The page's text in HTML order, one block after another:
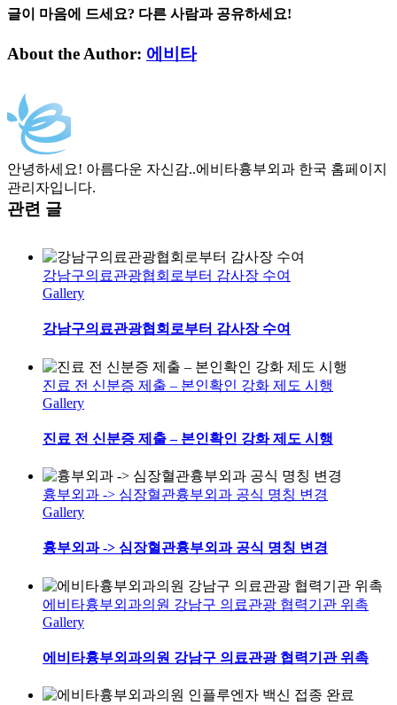
글이 마음에 드세요? 다른 사람과 공유하세요!
Facebook
Twitter
LinkedIn
Tumblr
Pinterest
이
About the Author: 에비타
안녕하세요! 아름다운 자신감..에비타흉부외과 한국 홈페이지
관리자입니다.
관련 글
강남구의료관광협회로부터 감사장 수여
Gallery
강남구의료관광협회로부터 감사장 수여
진료 전 신분증 제출 – 본인확인 강화 제도 시행
Gallery
진료 전 신분증 제출 – 본인확인 강화 제도 시행
흉부외과 -> 심장혈관흉부외과 공식 명칭 변경
Gallery
흉부외과 -> 심장혈관흉부외과 공식 명칭 변경
에비타흉부외과의원 강남구 의료관광 협력기관 위촉
Gallery
에비타흉부외과의원 강남구 의료관광 협력기관 위촉